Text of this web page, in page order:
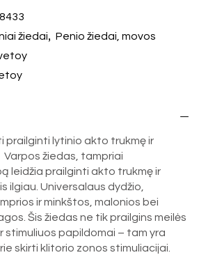
žiedai, Penio žiedai, movos
prailginti lytinio akto trukmę ir
žiedas, tampriai
leidžia prailginti akto trukmę ir
ilgiau. Universalaus dydžio,
ir minkštos, malonios bei
Šis žiedas ne tik prailgins meilės
stimuliuos papildomai – tam yra
skirti klitorio zonos stimuliacijai.